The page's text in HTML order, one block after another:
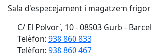
Sala d'especejament i magatzem
C/ El Polvorí, 10 - 08503 Gurb -
Telèfon: 938 860 833
Telèfon: 938 860 467